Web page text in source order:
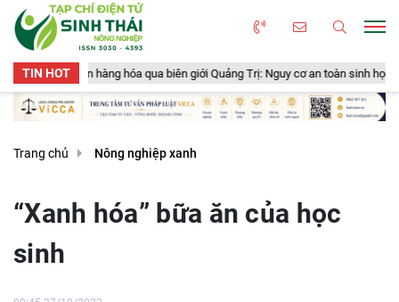
TIN HOT
hóa qua biên giới Quảng Trị: Nguy cơ an toàn sinh học, an toàn thực phẩm
Trang chủ Nông nghiệp xanh
“Xanh hóa” bữa ăn của học
sinh